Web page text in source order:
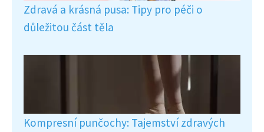
Zdravá a krásná pusa: Tipy pro péči o
důležitou část těla
Kompresní punčochy: Tajemství zdravých